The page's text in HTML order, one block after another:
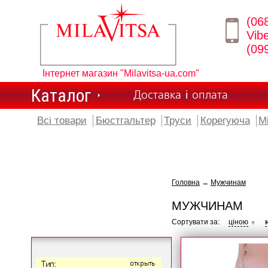
Інтернет магазин "Milavitsa-ua.com"
Каталог Доставка і оплата
Всі товари Бюстгальтер Труси Корегуюча
Тип: открыть
Головна → Мужчинам
МУЖЧИНАМ
Сортувати за: ціною ▼